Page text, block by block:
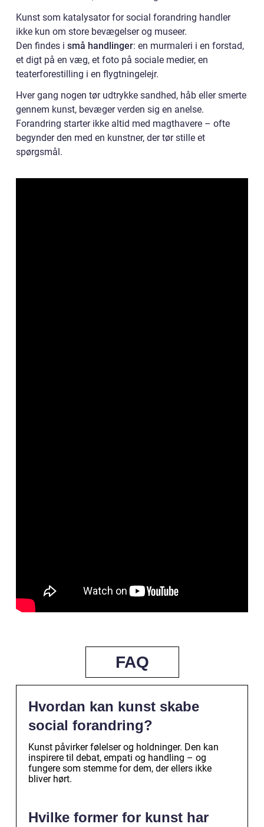
Kunst som katalysator for social forandring handler
ikke kun om store bevægelser og museer.
Den findes i små handlinger: en murmaleri i en forstad,
et digt på en væg, et foto på sociale medier, en
teaterforestilling i en flygtningelejr.
Hver gang nogen tør udtrykke sandhed, håb eller smerte
gennem kunst, bevæger verden sig en anelse.
Forandring starter ikke altid med magthavere – ofte
begynder den med en kunstner, der tør stille et
spørgsmål.
FAQ
Hvordan kan kunst skabe
social forandring?
Kunst påvirker følelser og holdninger. Den kan
inspirere til debat, empati og handling – og
fungere som stemme for dem, der ellers ikke
bliver hørt.
Hvilke former for kunst har